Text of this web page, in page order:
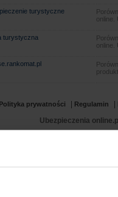
turystyczne
turystyczna
Polityka prywatności Regulamin
Ubezpieczenia